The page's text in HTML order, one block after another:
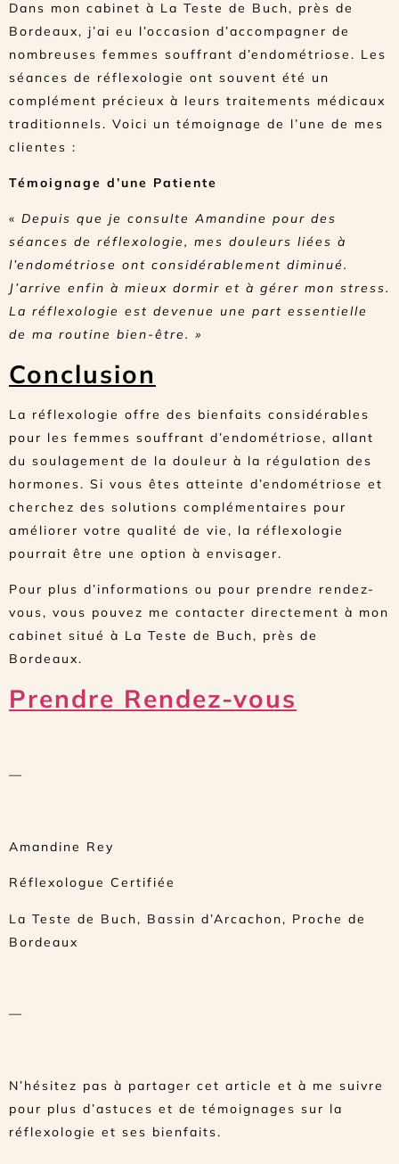
Dans mon cabinet à La Teste de Buch, près de
Bordeaux, j’ai eu l’occasion d’accompagner de
nombreuses femmes souffrant d’endométriose. Les
séances de réflexologie ont souvent été un
complément précieux à leurs traitements médicaux
traditionnels. Voici un témoignage de l’une de mes
clientes :
Témoignage d’une Patiente
« Depuis que je consulte Amandine pour des
séances de réflexologie, mes douleurs liées à
l’endométriose ont considérablement diminué.
J’arrive enfin à mieux dormir et à gérer mon stress.
La réflexologie est devenue une part essentielle
de ma routine bien-être. »
Conclusion
La réflexologie offre des bienfaits considérables
pour les femmes souffrant d’endométriose, allant
du soulagement de la douleur à la régulation des
hormones. Si vous êtes atteinte d’endométriose et
cherchez des solutions complémentaires pour
améliorer votre qualité de vie, la réflexologie
pourrait être une option à envisager.
Pour plus d’informations ou pour prendre rendez-
vous, vous pouvez me contacter directement à mon
cabinet situé à La Teste de Buch, près de
Bordeaux.
Prendre Rendez-vous
—
Amandine Rey
Réflexologue Certifiée
La Teste de Buch, Bassin d’Arcachon, Proche de
Bordeaux
—
N’hésitez pas à partager cet article et à me suivre
pour plus d’astuces et de témoignages sur la
réflexologie et ses bienfaits.